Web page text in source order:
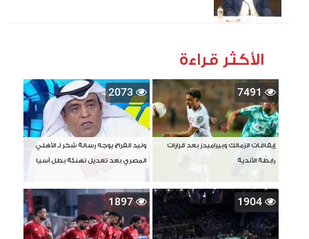
الأكثر قراءة
7491
إيقافات الزمالك وبيراميدز بعد قرارات
رابطة الأندية
2073
وليد الفراج يوجه رسالة شكر لـ الأهلي
المصري بعد تعديل تهنئة بطل آسيا
1904
1897